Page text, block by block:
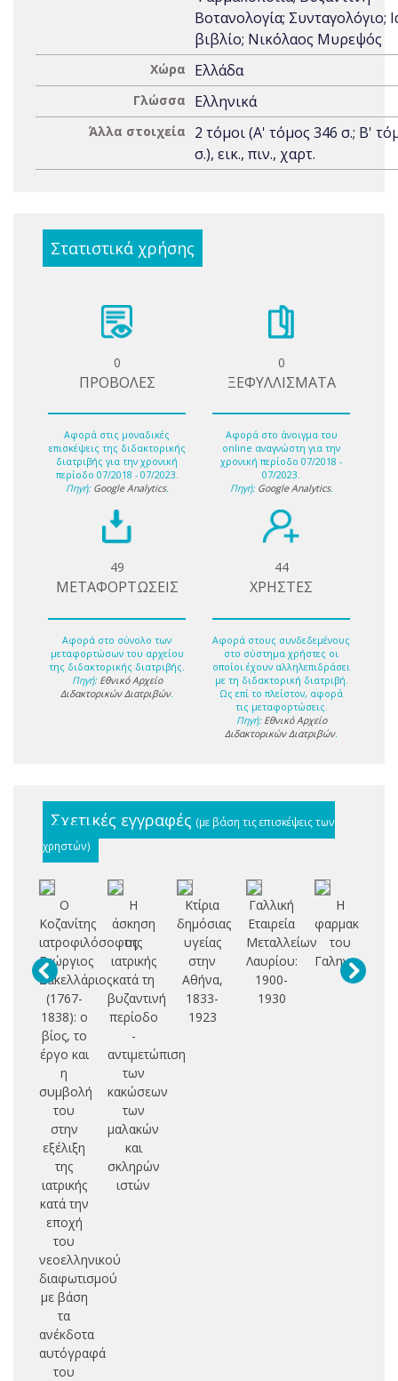
Βοτανολογία; Συνταγολόγιο;
βιβλίο; Νικόλαος Μυρεψός
Χώρα Ελλάδα
Γλώσσα Ελληνικά
Άλλα στοιχεία
2 τόμοι (Α' τόμος 346 σ.; Β'
σ.), εικ., πιν., χαρτ.
Στατιστικά χρήσης
0
ΠΡΟΒΟΛΕΣ
Αφορά στις μοναδικές
επισκέψεις της διδακτορικής
διατριβής για την χρονική
περίοδο 07/2018 - 07/2023.
Πηγή: Google Analytics.
0
ΞΕΦΥΛΛΙΣΜΑΤΑ
Αφορά στο άνοιγμα του
online αναγνώστη για την
χρονική περίοδο 07/2018 -
07/2023.
Πηγή: Google Analytics.
49
ΜΕΤΑΦΟΡΤΩΣΕΙΣ
Αφορά στο σύνολο των
μεταφορτώσων του αρχείου
της διδακτορικής διατριβής.
Πηγή: Εθνικό Αρχείο
Διδακτορικών Διατριβών.
44
ΧΡΗΣΤΕΣ
Αφορά στους συνδεδεμένους
στο σύστημα χρήστες οι
οποίοι έχουν αλληλεπιδράσει
με τη διδακτορική διατριβή.
Ως επί το πλείστον, αφορά
τις μεταφορτώσεις.
Πηγή: Εθνικό Αρχείο
Διδακτορικών Διατριβών.
Σχετικές εγγραφές (με βάση τις επισκέψεις των
χρηστών)
Ο
Κοζανίτης
ιατροφιλόσοφος
Γεώργιος
Σακελλάριος
(1767-
1838): ο
βίος, το
έργο και
η
συμβολή
του
στην
εξέλιξη
της
ιατρικής
κατά την
εποχή
του
νεοελληνικού
διαφωτισμού
με βάση
τα
ανέκδοτα
αυτόγραφά
του
Η
άσκηση
της
ιατρικής
κατά τη
βυζαντινή
περίοδο
-
αντιμετώπιση
των
κακώσεων
των
μαλακών
και
σκληρών
ιστών
Κτίρια
δημόσιας
υγείας
στην
Αθήνα,
1833-
1923
Γαλλική
Εταιρεία
Μεταλλείων
Λαυρίου:
1900-
1930
Η
του
Γαληνού